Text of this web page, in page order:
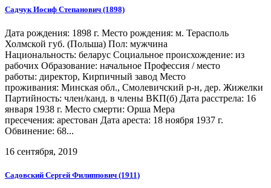
Садчук Иосиф Степанович (1898)
Дата рождения: 1898 г. Место рождения: м. Терасполь
Холмской губ. (Польша) Пол: мужчина
Национальность: беларус Социальное происхождение: из
рабочих Образование: начальное Профессия / место
работы: директор, Кирпичный завод Место
проживания: Минская обл., Смолевичский р-н, дер. Жижелки
Партийность: член/канд. в члены ВКП(б) Дата расстрела: 16
января 1938 г. Место смерти: Орша Мера
пресечения: арестован Дата ареста: 18 ноября 1937 г.
Обвинение: 68...
16 сентября, 2019
Садовский Сергей Филиппович (1911)